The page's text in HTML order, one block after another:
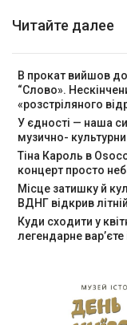
Читайте далее
В прокат вийшов
“Слово».
«розстріляного
У єдності — наша
музично-
Тіна Кароль в
концерт просто
Місце затишку й
ВДНГ відкрив
Куди сходити у
легендарне